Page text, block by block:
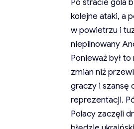
Po stracie gola
kolejne ataki, a
w powietrzu i
niepilnowany
Ponieważ był
zmian niż
graczy i szansę
reprezentacji.
Polacy zaczęli